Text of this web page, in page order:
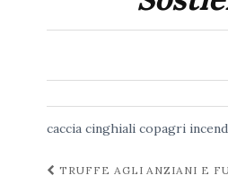
caccia cinghiali copagri
Navigazione
TRUFFE AGLI ANZIANI E